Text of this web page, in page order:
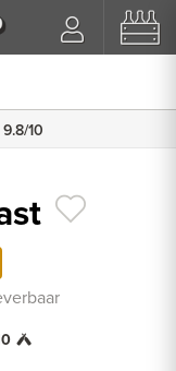
9.8/10